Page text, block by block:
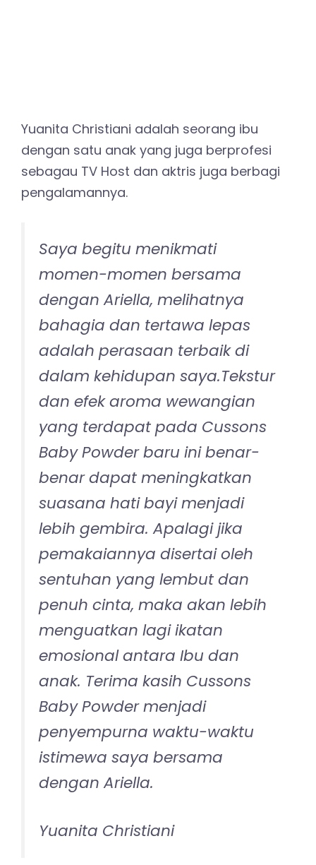
Yuanita Christiani adalah seorang ibu
dengan satu anak yang juga berprofesi
sebagau TV Host dan aktris juga berbagi
pengalamannya.
Saya begitu menikmati
momen-momen bersama
dengan Ariella, melihatnya
bahagia dan tertawa lepas
adalah perasaan terbaik di
dalam kehidupan saya.Tekstur
dan efek aroma wewangian
yang terdapat pada Cussons
Baby Powder baru ini benar-
benar dapat meningkatkan
suasana hati bayi menjadi
lebih gembira. Apalagi jika
pemakaiannya disertai oleh
sentuhan yang lembut dan
penuh cinta, maka akan lebih
menguatkan lagi ikatan
emosional antara Ibu dan
anak. Terima kasih Cussons
Baby Powder menjadi
penyempurna waktu-waktu
istimewa saya bersama
dengan Ariella.
Yuanita Christiani